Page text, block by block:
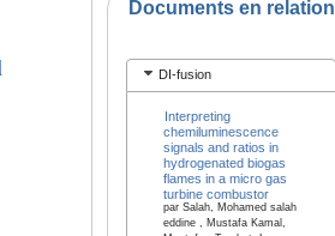
Documents en relation
DI-fusion
Interpreting
chemiluminescence
signals and ratios in
hydrogenated biogas
flames in a micro gas
turbine combustor
par Salah, Mohamed salah
eddine , Mustafa Kamal,